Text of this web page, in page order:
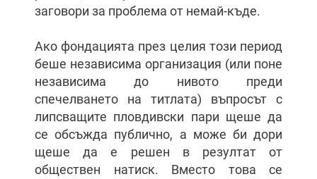
заговори за проблема от немай-къде.
Ако фондацията през целия този период
беше независима организация (или поне
независима до нивото преди
спечелването на титлата) въпросът с
липсващите пловдивски пари щеше да
се обсъжда публично, а може би дори
щеше да е решен в резултат от
обществен натиск. Вместо това се